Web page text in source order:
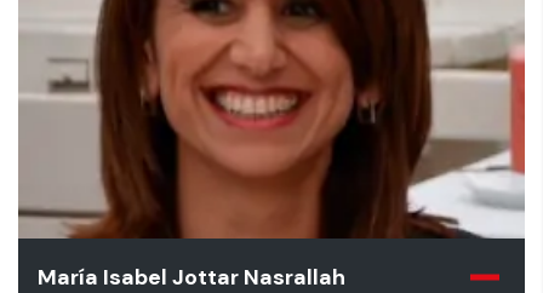
María Isabel Jottar Nasrallah